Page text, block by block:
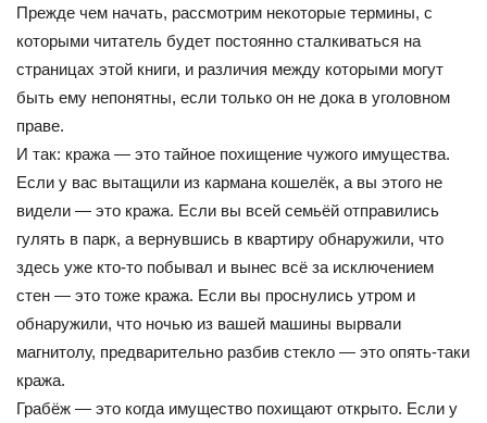
Прежде чем начать, рассмотрим некоторые термины, с
которыми читатель будет постоянно сталкиваться на
страницах этой книги, и различия между которыми могут
быть ему непонятны, если только он не дока в уголовном
праве.
И так: кража — это тайное похищение чужого имущества.
Если у вас вытащили из кармана кошелёк, а вы этого не
видели — это кража. Если вы всей семьёй отправились
гулять в парк, а вернувшись в квартиру обнаружили, что
здесь уже кто-то побывал и вынес всё за исключением
стен — это тоже кража. Если вы проснулись утром и
обнаружили, что ночью из вашей машины вырвали
магнитолу, предварительно разбив стекло — это опять-таки
кража.
Грабёж — это когда имущество похищают открыто. Если у